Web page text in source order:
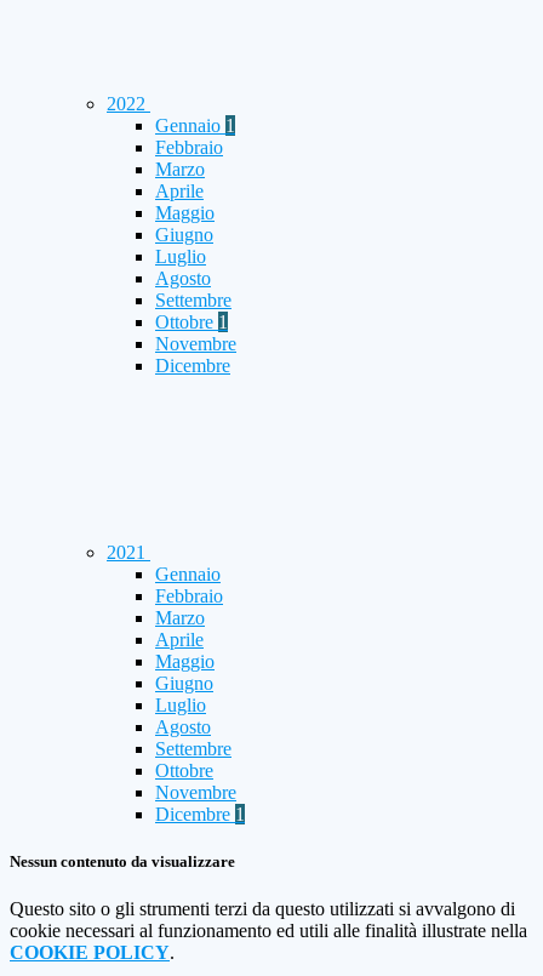
2022
Gennaio 1
Febbraio
Marzo
Aprile
Maggio
Giugno
Luglio
Agosto
Settembre
Ottobre 1
Novembre
Dicembre
2021
Gennaio
Febbraio
Marzo
Aprile
Maggio
Giugno
Luglio
Agosto
Settembre
Ottobre
Novembre
Dicembre 1
Nessun contenuto da visualizzare
Questo sito o gli strumenti terzi da questo utilizzati si avvalgono di
cookie necessari al funzionamento ed utili alle finalità illustrate nella
COOKIE POLICY.